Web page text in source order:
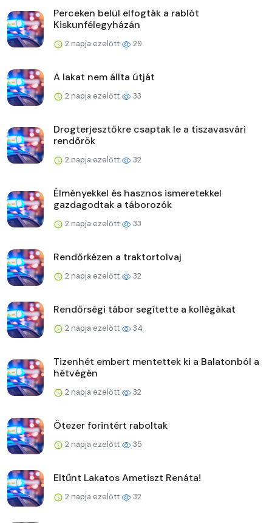
Perceken belül elfogták a rablót
Kiskunfélegyházán
2 napja ezelőtt 29
A lakat nem állta útját
2 napja ezelőtt 33
Drogterjesztőkre csaptak le a tiszavasvári
rendőrök
2 napja ezelőtt 32
Élményekkel és hasznos ismeretekkel
gazdagodtak a táborozók
2 napja ezelőtt 33
Rendőrkézen a traktortolvaj
2 napja ezelőtt 32
Rendőrségi tábor segítette a kollégákat
2 napja ezelőtt 34
Tizenhét embert mentettek ki a Balatonból a
hétvégén
2 napja ezelőtt 32
Ötezer forintért raboltak
2 napja ezelőtt 35
Eltűnt Lakatos Ametiszt Renáta!
2 napja ezelőtt 32